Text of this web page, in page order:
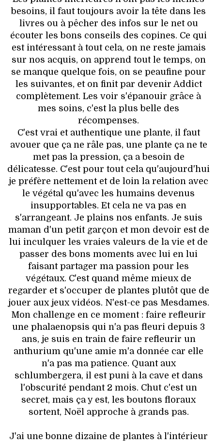
besoins, il faut toujours avoir la tête dans les
livres ou à pêcher des infos sur le net ou
écouter les bons conseils des copines. Ce qui
est intéressant à tout cela, on ne reste jamais
sur nos acquis, on apprend tout le temps, on
se manque quelque fois, on se peaufine pour
les suivantes, et on finit par devenir Addict
complètement. Les voir s'épanouir grâce à
mes soins, c'est la plus belle des
récompenses.
C'est vrai et authentique une plante, il faut
avouer que ça ne râle pas, une plante ça ne te
met pas la pression, ça a besoin de
délicatesse. C'est pour tout cela qu'aujourd'hui
je préfère nettement et de loin la relation avec
le végétal qu'avec les humains devenus
insupportables. Et cela ne va pas en
s'arrangeant. Je plains nos enfants. Je suis
maman d'un petit garçon et mon devoir est de
lui inculquer les vraies valeurs de la vie et de
passer des bons moments avec lui en lui
faisant partager ma passion pour les
végétaux. C'est quand même mieux de
regarder et s'occuper de plantes plutôt que de
jouer aux jeux vidéos. N'est-ce pas Mesdames.
Mon challenge en ce moment : faire refleurir
une phalaenopsis qui n'a pas fleuri depuis 3
ans, je suis en train de faire refleurir un
anthurium qu'une amie m'a donnée car elle
n'a pas ma patience. Quant aux
schlumbergera, il est puni à la cave et dans
l'obscurité pendant 2 mois. Chut c'est un
secret, mais ça y est, les boutons floraux
sortent, Noël approche à grands pas.
J'ai une bonne dizaine de plantes à l'intérieur